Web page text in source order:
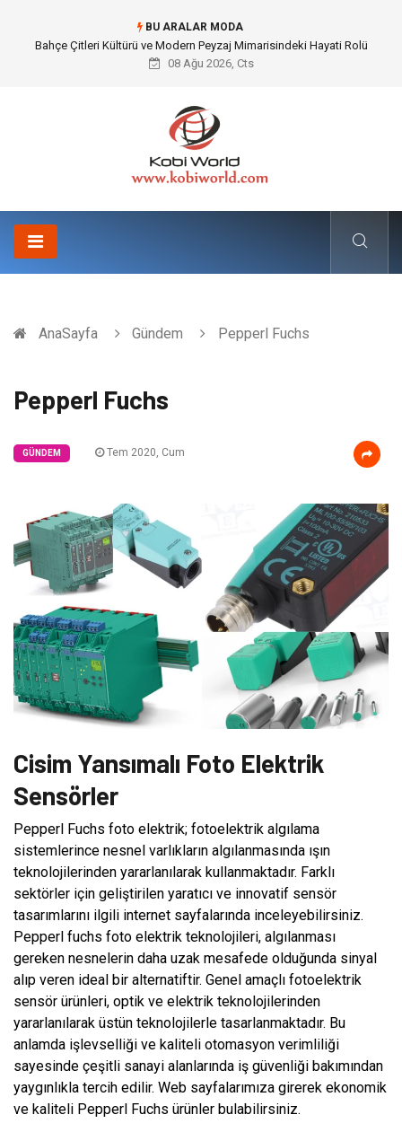
BU ARALAR MODA
Komple Tır Taşımacılığı İle Kesintisiz ve Güvenli Lojistik Çözümleri
08 Ağu 2026, Cts
AnaSayfa Gündem Pepperl Fuchs
Pepperl Fuchs
GÜNDEM Tem 2020, Cum
Cisim Yansımalı Foto Elektrik
Sensörler
Pepperl Fuchs foto elektrik; fotoelektrik algılama
sistemlerince nesnel varlıkların algılanmasında ışın
teknolojilerinden yararlanılarak kullanmaktadır. Farklı
sektörler için geliştirilen yaratıcı ve innovatif sensör
tasarımlarını ilgili internet sayfalarında inceleyebilirsiniz.
Pepperl fuchs foto elektrik teknolojileri, algılanması
gereken nesnelerin daha uzak mesafede olduğunda sinyal
alıp veren ideal bir alternatiftir. Genel amaçlı fotoelektrik
sensör ürünleri, optik ve elektrik teknolojilerinden
yararlanılarak üstün teknolojilerle tasarlanmaktadır. Bu
anlamda işlevselliği ve kaliteli otomasyon verimliliği
sayesinde çeşitli sanayi alanlarında iş güvenliği bakımından
yaygınlıkla tercih edilir. Web sayfalarımıza girerek ekonomik
ve kaliteli Pepperl Fuchs ürünler bulabilirsiniz.